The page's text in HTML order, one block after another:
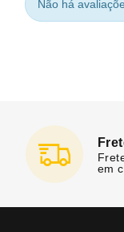
Não há
em